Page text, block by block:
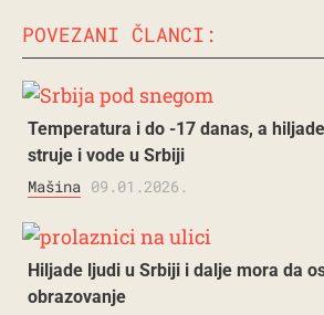
POVEZANI ČLANCI:
Temperatura i do -17 danas, a
struje i vode u Srbiji
Mašina 09.01.2026.
Hiljade ljudi u Srbiji i dalje mora da
obrazovanje